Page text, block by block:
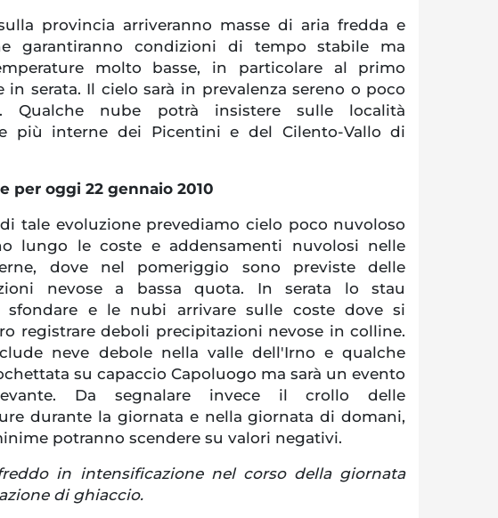
provincia arriveranno masse di aria fredda e
garantiranno condizioni di tempo stabile ma
molto basse, in particolare al primo
in serata. Il cielo sarà in prevalenza sereno o poco
Qualche nube potrà insistere sulle località
più interne dei Picentini e del Cilento-Vallo di
per oggi 22 gennaio 2010
tale evoluzione prevediamo cielo poco nuvoloso
lungo le coste e addensamenti nuvolosi nelle
dove nel pomeriggio sono previste delle
nevose a bassa quota. In serata lo stau
sfondare e le nubi arrivare sulle coste dove si
registrare deboli precipitazioni nevose in colline.
neve debole nella valle dell'Irno e qualche
su capaccio Capoluogo ma sarà un evento
Da segnalare invece il crollo delle
durante la giornata e nella giornata di domani,
potranno scendere su valori negativi.
freddo in intensificazione nel corso della giornata
di ghiaccio.